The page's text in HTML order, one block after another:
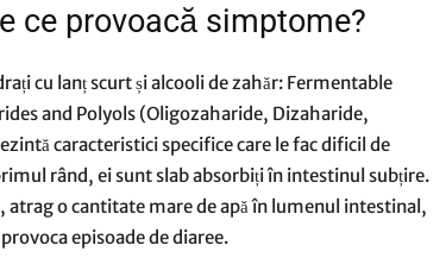
ce provoacă simptome?
cu lanț scurt și alcooli de zahăr: Fermentable
and Polyols (Oligozaharide, Dizaharide,
caracteristici specifice care le fac dificil de
rând, ei sunt slab absorbiți în intestinul subțire.
o cantitate mare de apă în lumenul intestinal,
episoade de diaree.